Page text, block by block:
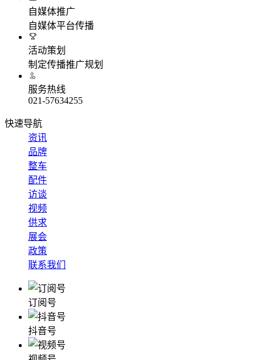
自媒体推广
自媒体平台传播
活动策划
制定传播推广规划
服务热线
021-57634255
快速导航
资讯
品牌
整车
配件
访谈
视频
供求
展会
政策
联系我们
订阅号
抖音号